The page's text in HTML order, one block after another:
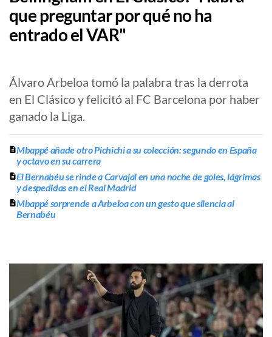
que preguntar por qué no ha
entrado el VAR"
Álvaro Arbeloa tomó la palabra tras la derrota
en El Clásico y felicitó al FC Barcelona por haber
ganado la Liga.
Mbappé añade otro Pichichi a su colección: segundo en España
y octavo en su carrera
El Bernabéu se rinde a Carvajal en una noche de goles, lágrimas
y despedidas en el Real Madrid
Mbappé sorprende a Arbeloa con un gesto que silencia al
Bernabéu